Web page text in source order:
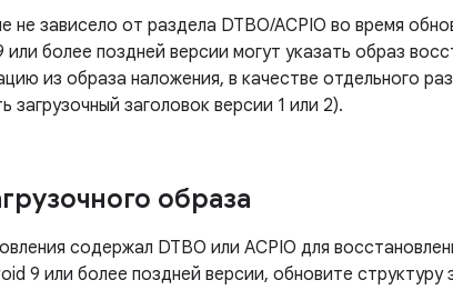
не зависело от раздела DTBO/ACPIO во время
или более поздней версии могут указать образ
из образа наложения, в качестве отдельного
загрузочный заголовок версии 1 или 2).
образа
содержал DTBO или ACPIO для
9 или более поздней версии, обновите